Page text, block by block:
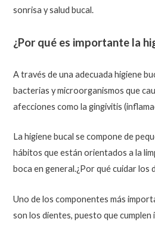
sonrisa y salud bucal.
¿Por qué es importante la
A través de una adecuada higiene
bacterias y microorganismos que
afecciones como la gingivitis
La higiene bucal se compone de
hábitos que están orientados a la
boca en general.¿Por qué cuidar los
Uno de los componentes más
son los dientes, puesto que